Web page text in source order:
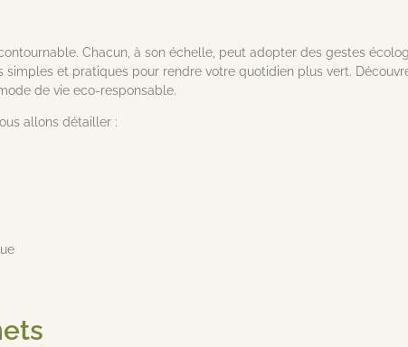
Chacun, à son échelle, peut adopter des gestes
et pratiques pour rendre votre quotidien plus vert.
de vie eco-responsable.
allons détailler :